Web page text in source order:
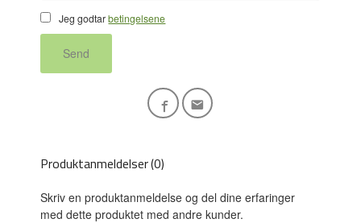
Jeg godtarbetingelsene
Send
Produktanmeldelser (0)
Skriv en produktanmeldelse og del dine erfaringer
med dette produktet med andre kunder.